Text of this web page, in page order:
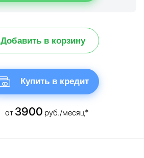
Добавить в корзину
Купить в кредит
от 3900 руб./месяц*